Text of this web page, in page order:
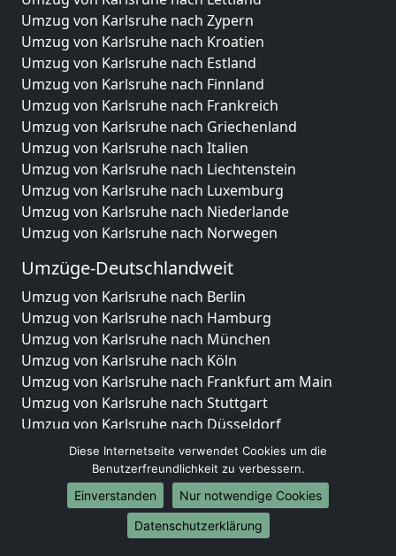
Umzug von Karlsruhe nach Zypern
Umzug von Karlsruhe nach Kroatien
Umzug von Karlsruhe nach Estland
Umzug von Karlsruhe nach Finnland
Umzug von Karlsruhe nach Frankreich
Umzug von Karlsruhe nach Griechenland
Umzug von Karlsruhe nach Italien
Umzug von Karlsruhe nach Liechtenstein
Umzug von Karlsruhe nach Luxemburg
Umzug von Karlsruhe nach Niederlande
Umzug von Karlsruhe nach Norwegen
Umzüge-Deutschlandweit
Umzug von Karlsruhe nach Berlin
Umzug von Karlsruhe nach Hamburg
Umzug von Karlsruhe nach München
Umzug von Karlsruhe nach Köln
Umzug von Karlsruhe nach Frankfurt am Main
Umzug von Karlsruhe nach Stuttgart
Umzug von Karlsruhe nach Düsseldorf
Umzug von Karlsruhe nach Leipzig
Umzug von Karlsruhe nach Dortmund
Umzug von Karlsruhe nach Essen
Umzug von Karlsruhe nach Bremen
Umzug von Karlsruhe nach Dresden
Diese Internetseite verwendet Cookies um die
Benutzerfreundlichkeit zu verbessern.
Einverstanden
Nur notwendige Cookies
Datenschutzerklärung